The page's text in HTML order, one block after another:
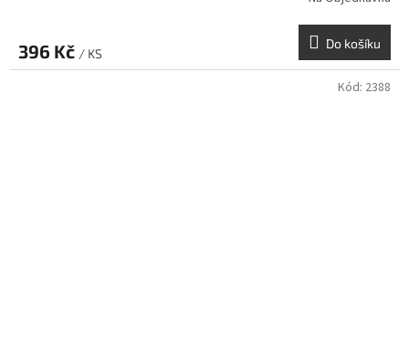
396 Kč / KS
Do košíku
Kód: 2388